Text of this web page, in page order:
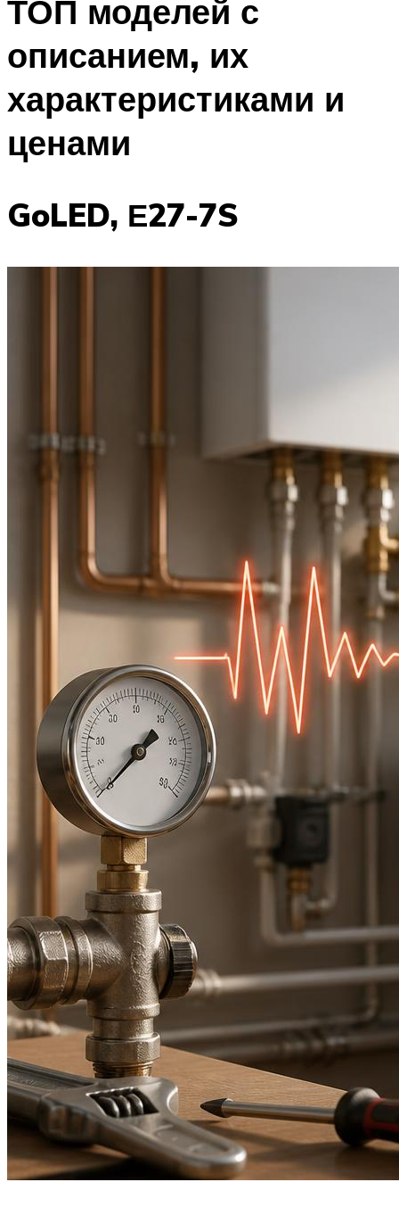
ТОП моделей с
описанием, их
характеристиками и
ценами
GoLED, Е27-7S